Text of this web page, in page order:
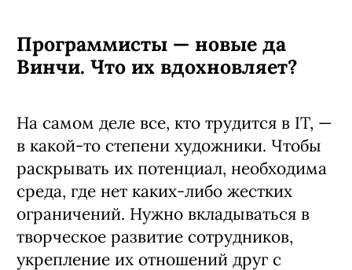
Программисты — новые да
Винчи. Что их вдохновляет?
На самом деле все, кто трудится в IT, —
в какой-то степени художники. Чтобы
раскрывать их потенциал, необходима
среда, где нет каких-либо жестких
ограничений. Нужно вкладываться в
творческое развитие сотрудников,
укрепление их отношений друг с